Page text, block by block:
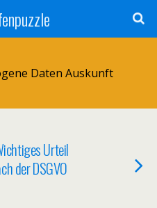
Daten Auskunft
Urteil
der DSGVO